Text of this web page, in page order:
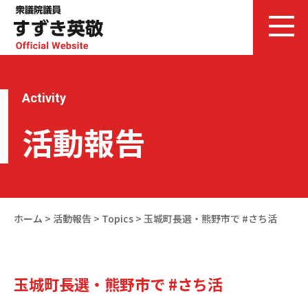
Activity
活動報告
ホーム > 活動報告 > Topics > 玉城町長選・熊野市で #さち活
玉城町長選・熊野市で #さち活